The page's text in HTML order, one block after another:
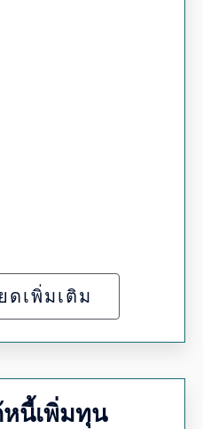
ดเพิ่มเติม
นี้เพิ่มทุน